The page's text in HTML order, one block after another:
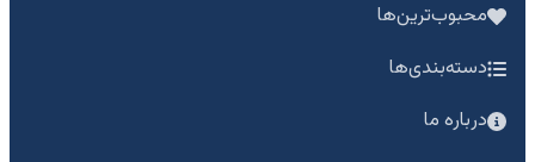
محبوب‌ترین‌ها
دسته‌بندی‌ها
درباره ما